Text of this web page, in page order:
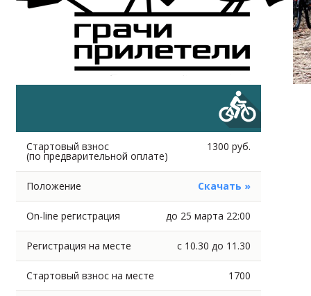
Стартовый взнос
(по предварительной оплате)
1300 руб.
Положение Скачать »
On-line регистрация до 25 марта 22:00
Регистрация на месте с 10.30 до 11.30
Стартовый взнос на месте 1700